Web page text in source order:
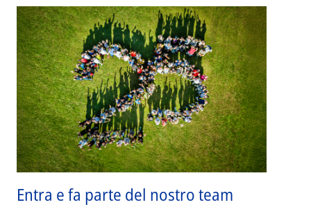
Entra e fa parte del nostro team